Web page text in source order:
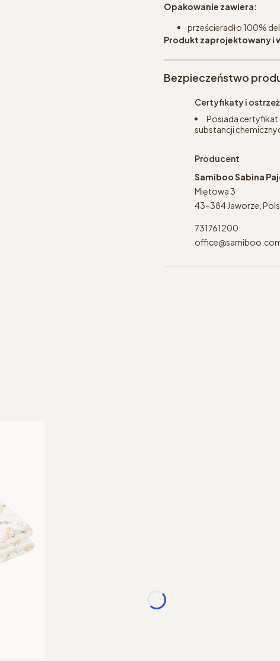
Opakowanie zawiera:
prześcieradło 100%
Produkt zaprojektowany i
Bezpieczeństwo
Certyfikaty i
Posiada certyfikat
substancji
Producent
Samiboo Sabina
Miętowa 3
43-384 Jaworze,
731761200